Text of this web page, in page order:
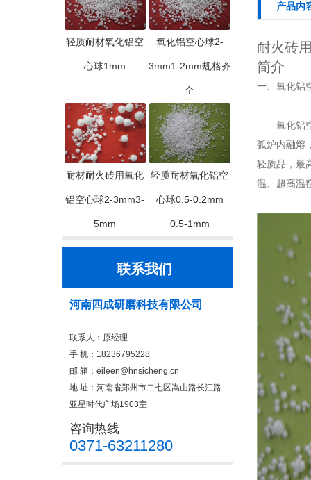
轻质耐材氧化铝空
心球1mm
氧化铝空心球2-
3mm1-2mm规格齐
全
耐材耐火砖用氧化
铝空心球2-3mm3-
5mm
轻质耐材氧化铝空
心球0.5-0.2mm
0.5-1mm
联系我们
河南四成研磨科技有限公司
联系人：原经理
手 机：18236795228
邮 箱： eileen@hnsicheng.cn
地 址：河南省郑州市二七区嵩山路长江路
亚星时代广场1903室
咨询热线
0371-63211280
产品内
耐火砖
简介
一、氧化铝
氧化铝空
弧炉内融熔
轻质品，最
温、超高温